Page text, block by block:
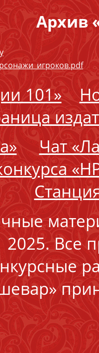
Архив
101»
Чат
2025. Все